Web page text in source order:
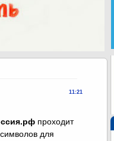
11:21
проходит
для